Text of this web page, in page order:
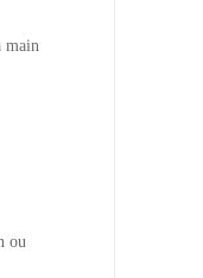
main
ou